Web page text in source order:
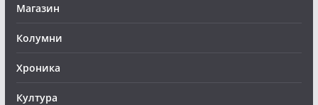
Магазин
Колумни
Хроника
Култура